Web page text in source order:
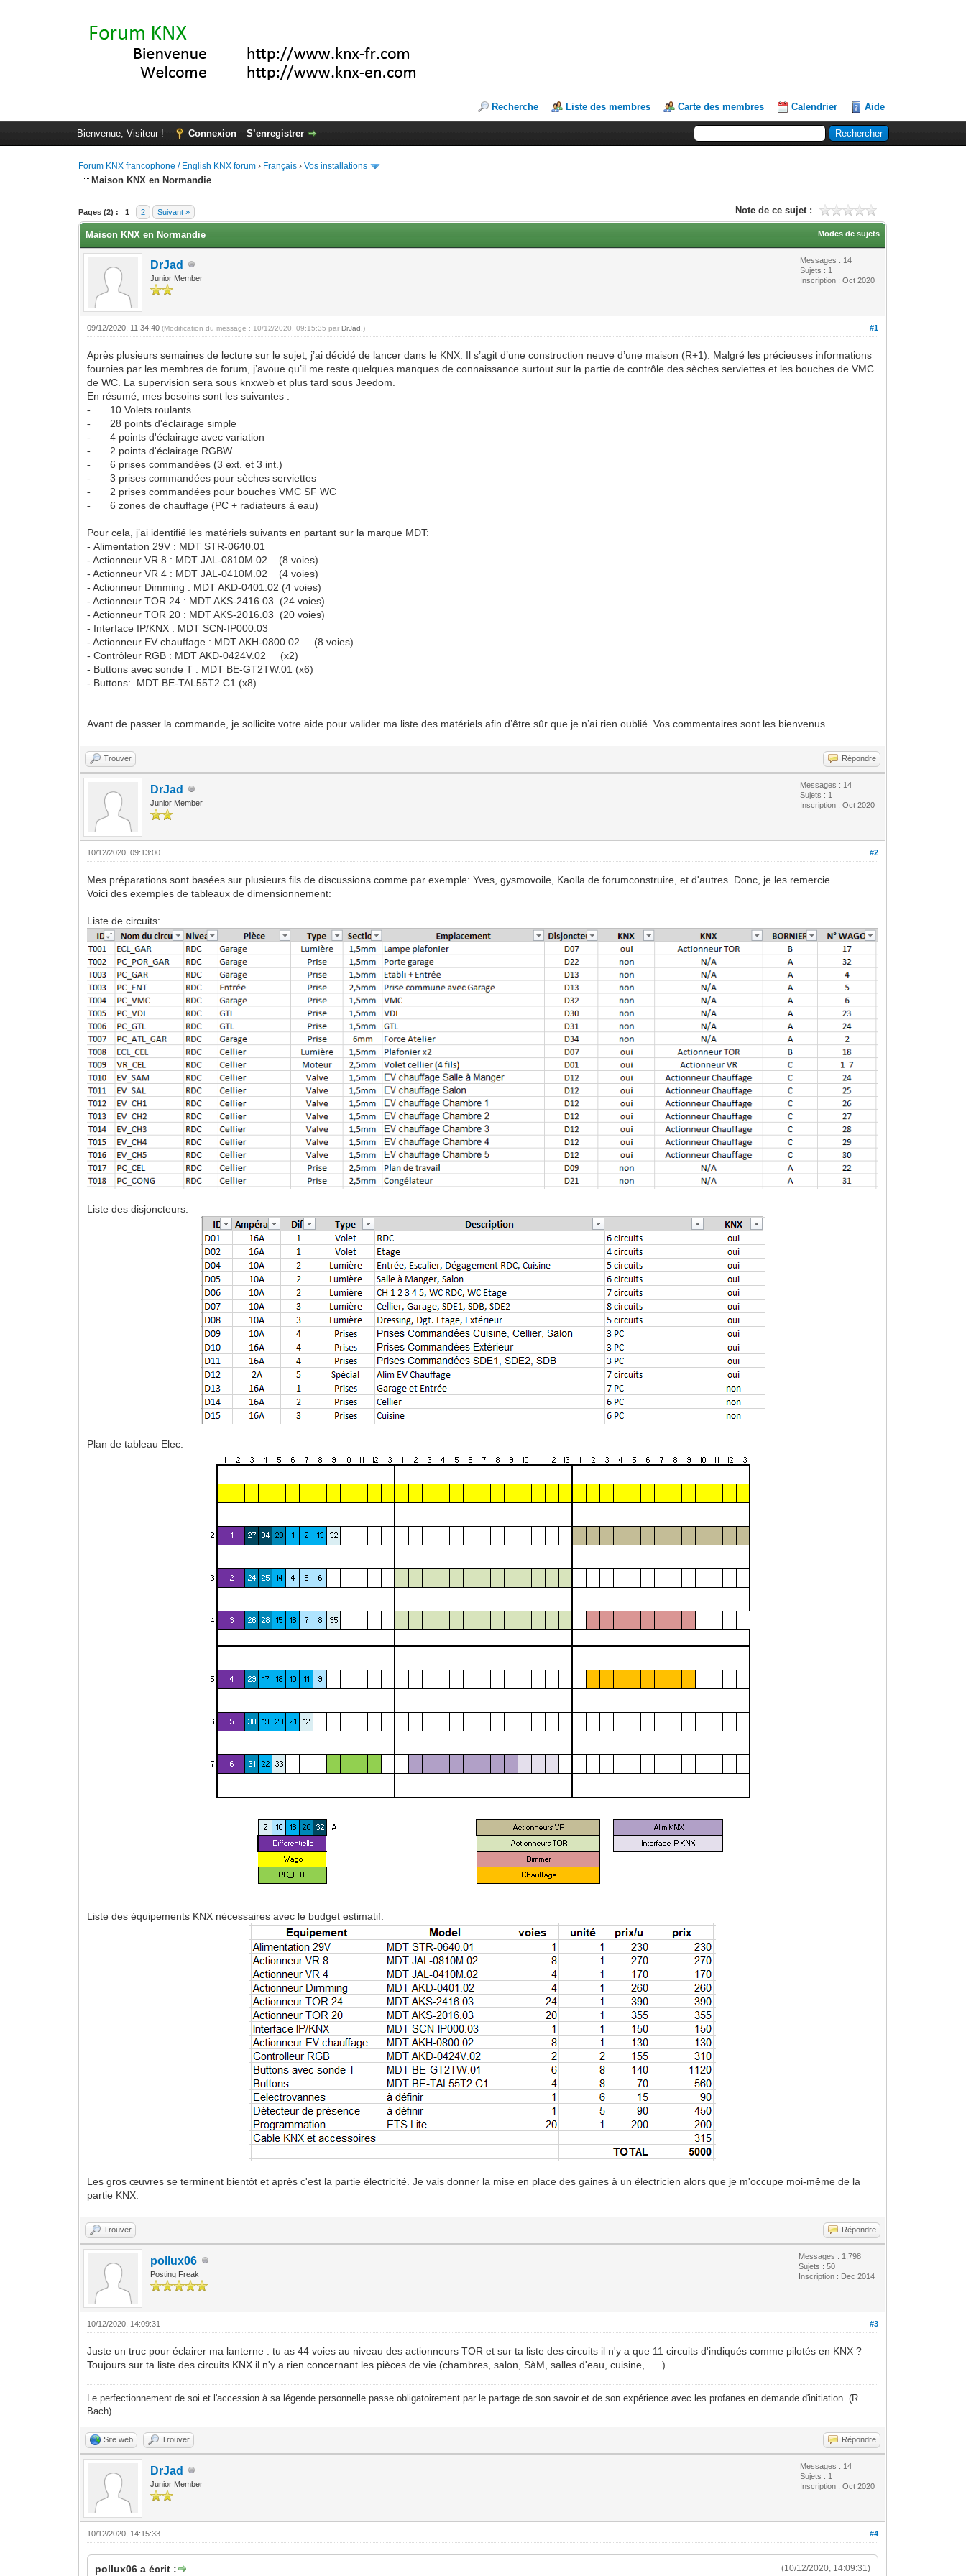
Recherche Liste des membres Carte des membres Calendrier Aide
Bienvenue, Visiteur ! Connexion S’enregistrer
Forum KNX francophone / English KNX forum › Français ›Vos installations
Maison KNX en Normandie
Pages (2) : 1 2 Suivant » Note de ce sujet :
Moyenne : 0 (0 vote(s))
1
2
3
4
5
Modes de sujets
Maison KNX en Normandie
DrJad
Junior Member
Messages : 14
Sujets : 1
Inscription : Oct 2020
#1
09/12/2020, 11:34:40(Modification du message : 10/12/2020, 09:15:35 parDrJad .)
Après plusieurs semaines de lecture sur le sujet, j’ai décidé de lancer dans le KNX. Il s’agit d’une construction neuve d’une maison (R+1). Malgré les précieuses informations
fournies par les membres de forum, j’avoue qu’il me reste quelques manques de connaissance surtout sur la partie de contrôle des sèches serviettes et les bouches de VMC
de WC. La supervision sera sous knxweb et plus tard sous Jeedom.
En résumé, mes besoins sont les suivantes :
- 10 Volets roulants
- 28 points d'éclairage simple
- 4 points d'éclairage avec variation
- 2 points d'éclairage RGBW
- 6 prises commandées (3 ext. et 3 int.)
- 3 prises commandées pour sèches serviettes
- 2 prises commandées pour bouches VMC SF WC
- 6 zones de chauffage (PC + radiateurs à eau)
Pour cela, j’ai identifié les matériels suivants en partant sur la marque MDT:
- Alimentation 29V : MDT STR-0640.01
- Actionneur VR 8 : MDT JAL-0810M.02 (8 voies)
- Actionneur VR 4 : MDT JAL-0410M.02 (4 voies)
- Actionneur Dimming : MDT AKD-0401.02 (4 voies)
- Actionneur TOR 24 : MDT AKS-2416.03 (24 voies)
- Actionneur TOR 20 : MDT AKS-2016.03 (20 voies)
- Interface IP/KNX : MDT SCN-IP000.03
- Actionneur EV chauffage : MDT AKH-0800.02 (8 voies)
- Contrôleur RGB : MDT AKD-0424V.02 (x2)
- Buttons avec sonde T : MDT BE-GT2TW.01 (x6)
- Buttons: MDT BE-TAL55T2.C1 (x8)
Avant de passer la commande, je sollicite votre aide pour valider ma liste des matériels afin d’être sûr que je n’ai rien oublié. Vos commentaires sont les bienvenus.
Trouver Répondre
DrJad
Junior Member
Messages : 14
Sujets : 1
Inscription : Oct 2020
#2
10/12/2020, 09:13:00
Mes préparations sont basées sur plusieurs fils de discussions comme par exemple: Yves, gysmovoile, Kaolla de forumconstruire, et d'autres. Donc, je les remercie.
Voici des exemples de tableaux de dimensionnement:
Liste de circuits:
Liste des disjoncteurs:
Plan de tableau Elec:
Liste des équipements KNX nécessaires avec le budget estimatif:
Les gros œuvres se terminent bientôt et après c'est la partie électricité. Je vais donner la mise en place des gaines à un électricien alors que je m'occupe moi-même de la
partie KNX.
Trouver Répondre
pollux06
Posting Freak
Messages : 1,798
Sujets : 50
Inscription : Dec 2014
#3
10/12/2020, 14:09:31
Juste un truc pour éclairer ma lanterne : tu as 44 voies au niveau des actionneurs TOR et sur ta liste des circuits il n'y a que 11 circuits d'indiqués comme pilotés en KNX ?
Toujours sur ta liste des circuits KNX il n'y a rien concernant les pièces de vie (chambres, salon, SàM, salles d'eau, cuisine, .....).
Le perfectionnement de soi et l'accession à sa légende personnelle passe obligatoirement par le partage de son savoir et de son expérience avec les profanes en demande d'initiation. (R.
Bach)
Site web Trouver Répondre
DrJad
Junior Member
Messages : 14
Sujets : 1
Inscription : Oct 2020
#4
10/12/2020, 14:15:33
(10/12/2020, 14:09:31)
pollux06 a écrit :